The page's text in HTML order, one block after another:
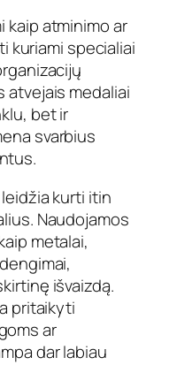
kaip atminimo ar
kuriami specialiai
atvejais medaliai
bet ir
svarbius
kurti itin
Naudojamos
metalai,
išvaizdą.
pritaikyti
ar
dar labiau